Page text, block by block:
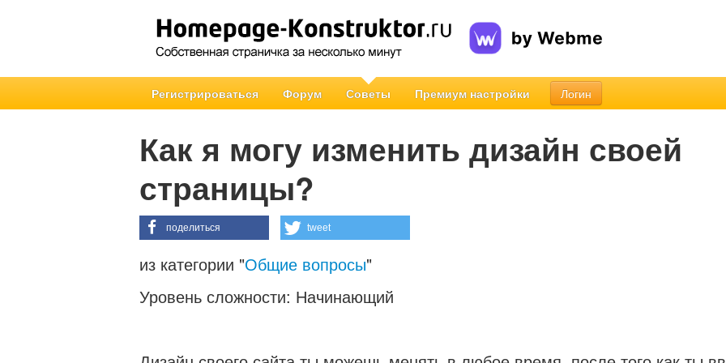
Регистрироваться Форум Советы Премиум настройки Логин
Как я могу изменить дизайн своей
страницы?
поделиться tweet
из категории "Общие вопросы"
Уровень сложности: Начинающий